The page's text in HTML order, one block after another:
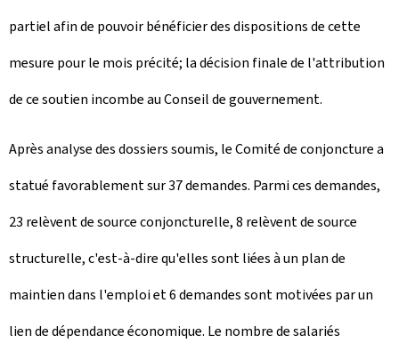
partiel afin de pouvoir bénéficier des dispositions de cette
mesure pour le mois précité; la décision finale de l'attribution
de ce soutien incombe au Conseil de gouvernement.
Après analyse des dossiers soumis, le Comité de conjoncture a
statué favorablement sur 37 demandes. Parmi ces demandes,
23 relèvent de source conjoncturelle, 8 relèvent de source
structurelle, c'est-à-dire qu'elles sont liées à un plan de
maintien dans l'emploi et 6demandes sont motivées par un
lien de dépendance économique. Le nombre de salariés